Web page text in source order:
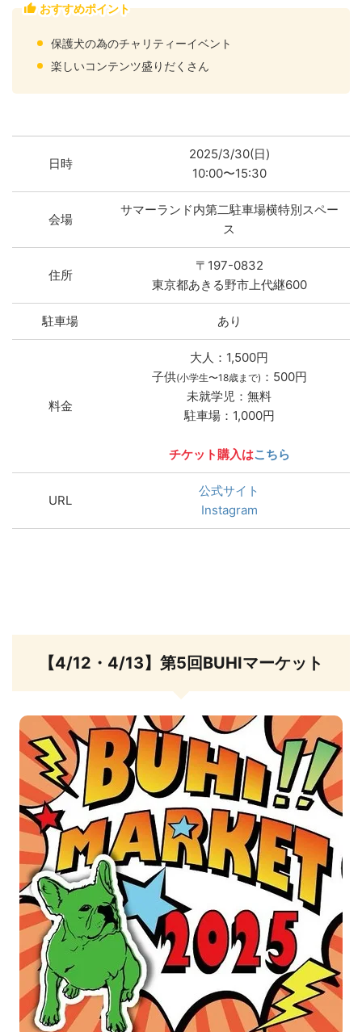
おすすめポイント
保護犬の為のチャリティーイベント
楽しいコンテンツ盛りだくさん
日時
2025/3/30(日)
10:00〜15:30
会場
サマーランド内第二駐車場横特別スペー
ス
住所
〒197-0832
東京都あきる野市上代継600
駐車場 あり
料金
大人：1,500円
子供(小学生〜18歳まで) ：500円
未就学児：無料
駐車場：1,000円
チケット購入はこちら
URL
公式サイト
Instagram
【4/12・4/13】第5回BUHIマーケット